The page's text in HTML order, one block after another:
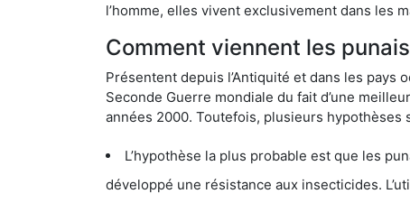
l’homme, elles vivent exclusivement dans les
Comment viennent les
Présentent depuis l’Antiquité et dans les
Seconde Guerre mondiale du fait d’une
années 2000. Toutefois, plusieurs
L’hypothèse la plus probable est que les punaises
développé une résistance aux insecticides. L’utilisation